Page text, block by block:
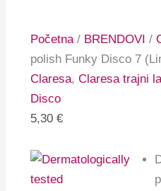
Početna/ BRENDOVI /
polish Funky Disco 7
Claresa,Claresa trajni
Disco
5,30€